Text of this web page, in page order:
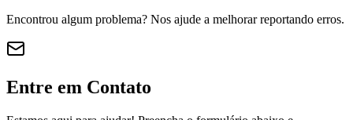
Encontrou algum problema? Nos ajude a melhorar reportando erros.
Entre em Contato